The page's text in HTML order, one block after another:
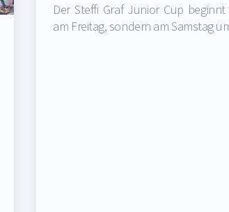
Der Steffi Graf Junior Cup
am Freitag, sondern am Samstag